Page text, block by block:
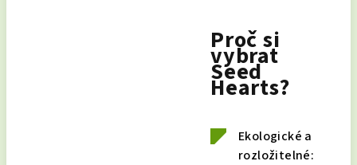
Proč si
vybrat
Seed
Hearts?
Ekologické a
rozložitelné: